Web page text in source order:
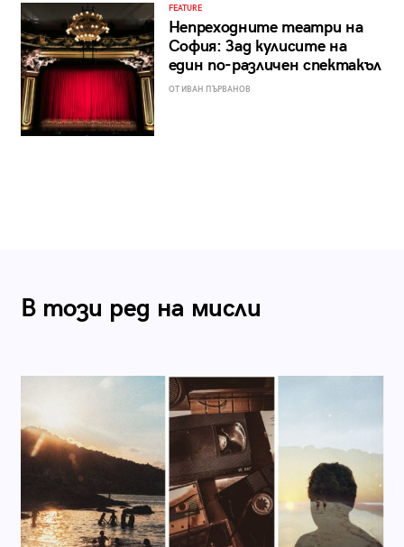
FEATURE
Непреходните театри на
София: Зад кулисите на
един по-различен спектакъл
ОТ ИВАН ПЪРВАНОВ
В този ред на мисли